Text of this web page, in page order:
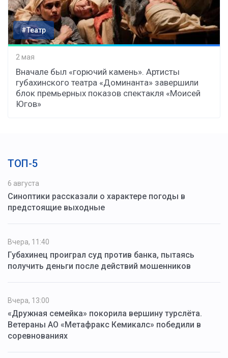
#Театр
2 мая
Вначале был «горючий камень». Артисты
губахинского театра «Доминанта» завершили
блок премьерных показов спектакля «Моисей
Югов»
ТОП-5
6 августа
Синоптики рассказали о характере погоды в
предстоящие выходные
Вчера, 11:40
Губахинец проиграл суд против банка, пытаясь
получить деньги после действий мошенников
Вчера, 13:00
«Дружная семейка» покорила вершину турслёта.
Ветераны АО «Метафракс Кемикалс» победили в
соревнованиях